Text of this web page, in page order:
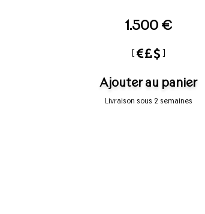
1.500 €
[ ]
Ajouter au panier
Livraison sous 2 semaines